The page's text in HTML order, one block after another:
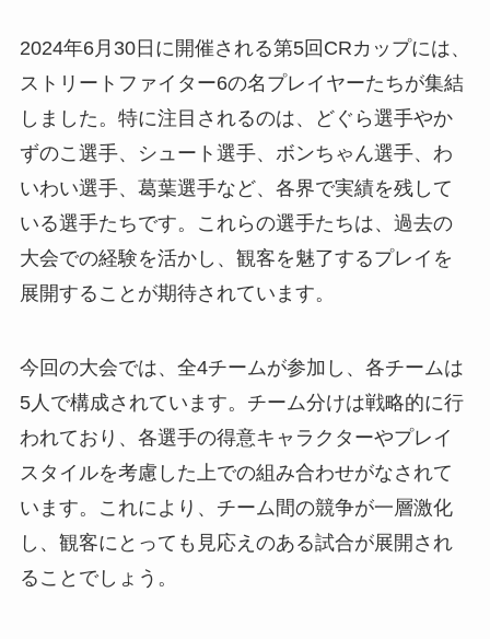
2024年6月30日に開催される第5回CRカップには、
ストリートファイター6の名プレイヤーたちが集結
しました。特に注目されるのは、どぐら選手やか
ずのこ選手、シュート選手、ボンちゃん選手、わ
いわい選手、葛葉選手など、各界で実績を残して
いる選手たちです。これらの選手たちは、過去の
大会での経験を活かし、観客を魅了するプレイを
展開することが期待されています。
今回の大会では、全4チームが参加し、各チームは
5人で構成されています。チーム分けは戦略的に行
われており、各選手の得意キャラクターやプレイ
スタイルを考慮した上での組み合わせがなされて
います。これにより、チーム間の競争が一層激化
し、観客にとっても見応えのある試合が展開され
ることでしょう。